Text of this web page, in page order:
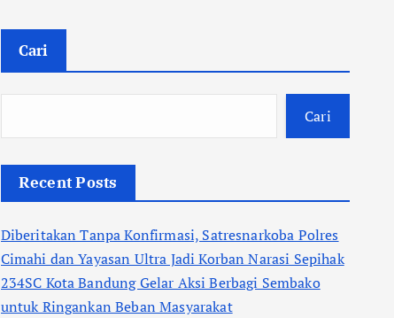
Cari
Cari
Recent Posts
Diberitakan Tanpa Konfirmasi, Satresnarkoba Polres
Cimahi dan Yayasan Ultra Jadi Korban Narasi Sepihak
234SC Kota Bandung Gelar Aksi Berbagi Sembako
untuk Ringankan Beban Masyarakat